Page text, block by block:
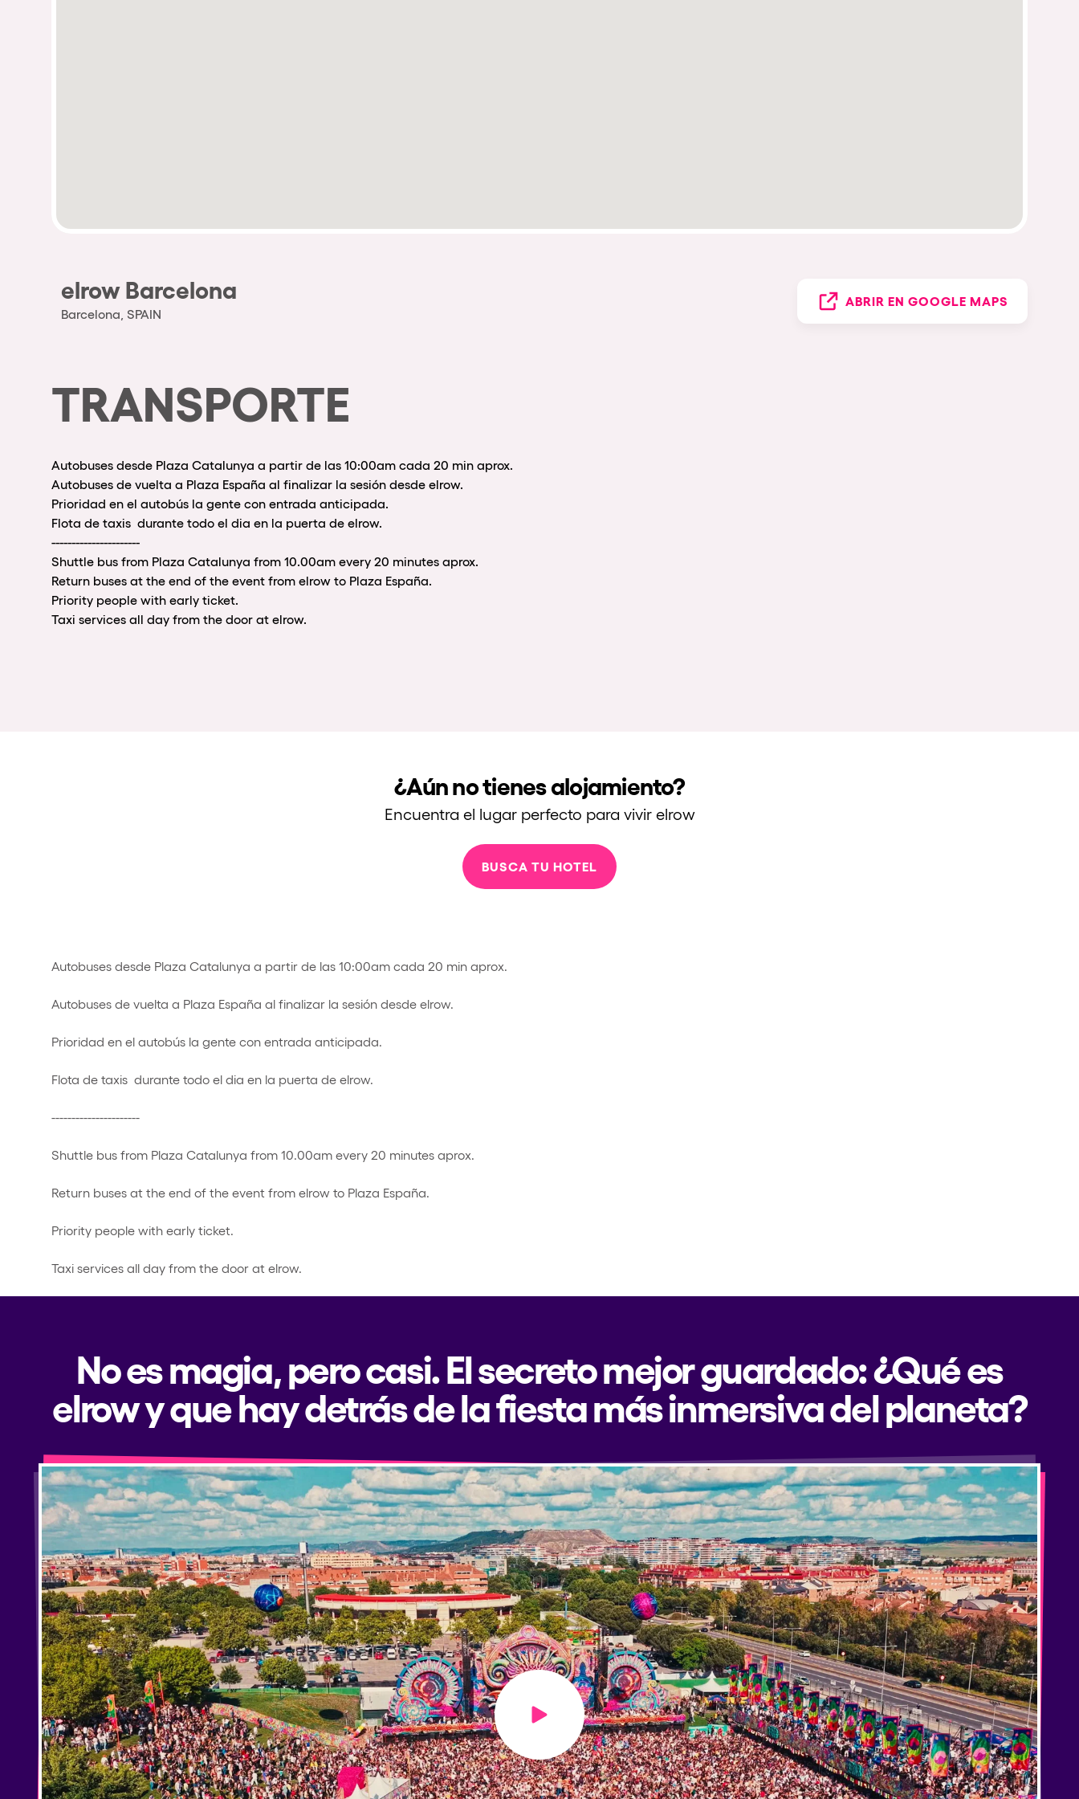
elrow Barcelona
Barcelona, SPAIN
ABRIR EN GOOGLE MAPS
TRANSPORTE
Autobuses desde Plaza Catalunya a partir de las 10:00am cada 20 min aprox.
Autobuses de vuelta a Plaza España al finalizar la sesión desde elrow.
Prioridad en el autobús la gente con entrada anticipada.
Flota de taxis durante todo el dia en la puerta de elrow.
----------------------
Shuttle bus from Plaza Catalunya from 10.00am every 20 minutes aprox.
Return buses at the end of the event from elrow to Plaza España.
Priority people with early ticket.
Taxi services all day from the door at elrow.
¿Aún no tienes alojamiento?
Encuentra el lugar perfecto para vivir elrow
BUSCA TU HOTEL
Autobuses desde Plaza Catalunya a partir de las 10:00am cada 20 min aprox.
Autobuses de vuelta a Plaza España al finalizar la sesión desde elrow.
Prioridad en el autobús la gente con entrada anticipada.
Flota de taxis durante todo el dia en la puerta de elrow.
----------------------
Shuttle bus from Plaza Catalunya from 10.00am every 20 minutes aprox.
Return buses at the end of the event from elrow to Plaza España.
Priority people with early ticket.
Taxi services all day from the door at elrow.
No es magia, pero casi. El secreto mejor guardado: ¿Qué es
elrow y que hay detrás de la fiesta más inmersiva del planeta?
Play video